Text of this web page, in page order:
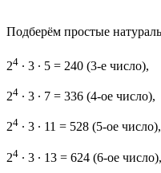
Подберём простые
24 ∙ 3 ∙ 5 = 240 (3-е число),
24 ∙ 3 ∙ 7 = 336 (4-ое число),
24 ∙ 3 ∙ 11 = 528 (5-ое число),
24 ∙ 3 ∙ 13 = 624 (6-ое число),